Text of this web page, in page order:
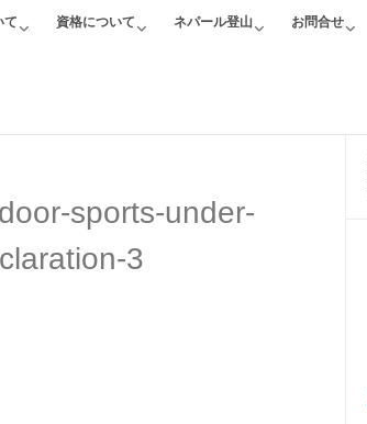
て 資格について ネパール登山 お問合せ
sports-under-
3